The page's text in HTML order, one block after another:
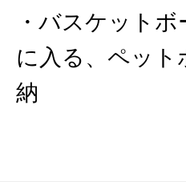
バスケットボ
に入る、ペット
納